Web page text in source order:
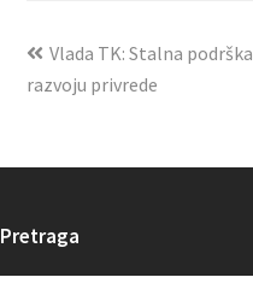
Vlada TK: Stalna podrška
razvoju privrede
Pretraga